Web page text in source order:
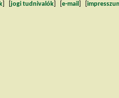
jogi tudnivalók e-mail